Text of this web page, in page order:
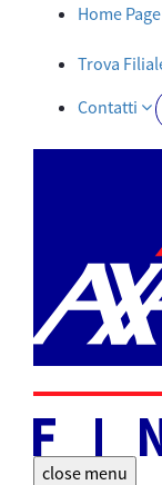
Tutti i documenti |
Home Page
Trova
Contatti
close menu